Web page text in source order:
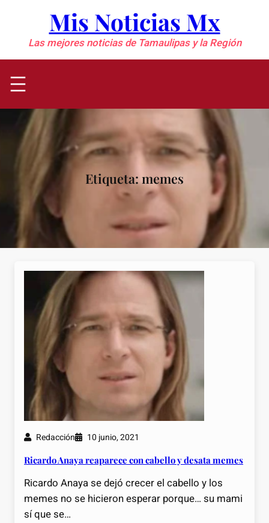
contenido
Mis Noticias Mx
Las mejores noticias de Tamaulipas y la Región
Etiqueta:memes
Redacción 10 junio, 2021
Ricardo Anaya reaparece con cabello y desata memes
Ricardo Anaya se dejó crecer el cabello y los
memes no se hicieron esperar porque… su mami
sí que se…